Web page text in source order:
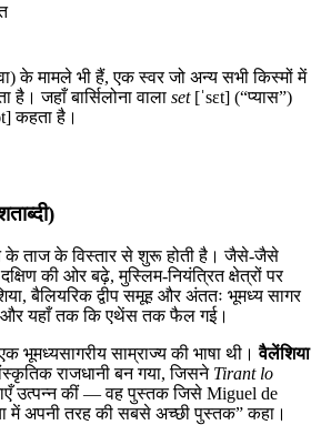
के मामले भी हैं, एक स्वर जो अन्य सभी किस्मों में
जहाँ बार्सिलोना वाला set[ˈsɛt] (“प्यास”)
कहता है।
के ताज के विस्तार से शुरू होती है। जैसे-जैसे
की ओर बढ़े, मुस्लिम-नियंत्रित क्षेत्रों पर
बैलियरिक द्वीप समूह और अंततः भूमध्य सागर
और यहाँ तक कि एथेंस तक फैल गई।
साम्राज्य की भाषा थी।वैलेंशिया
राजधानी बन गया, जिसने Tirant lo
उत्पन्न कीं — वह पुस्तक जिसे Miguel de
में अपनी तरह की सबसे अच्छी पुस्तक” कहा।